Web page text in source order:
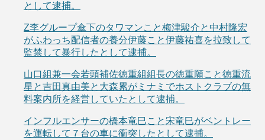
として逮捕。
Z李グループ傘下のタワマンこと梅津駿介と中村隆宏
がふわっち配信者の養分伊藤こと伊藤祐喜を拉致して
監禁して暴行したとして逮捕。
山口組兼一会若頭補佐徳重組組長の徳重願こと徳重流
星と吉田真由美と大森累がミナミでホストクラブの無
料案内所を経営していたとして逮捕。
インフルエンサーの橋本竜巳こと宋竜巳がベントレー
を運転して７台の車に衝突したとして逮捕。